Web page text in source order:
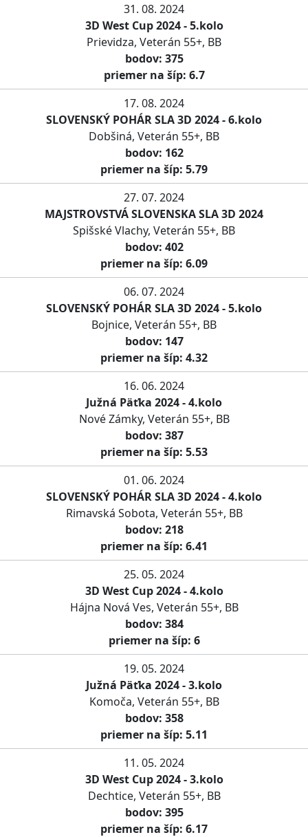
31. 08. 2024
3D West Cup 2024 - 5.kolo
Prievidza, Veterán 55+, BB
bodov: 375
priemer na šíp: 6.7
17. 08. 2024
SLOVENSKÝ POHÁR SLA 3D 2024 - 6.kolo
Dobšiná, Veterán 55+, BB
bodov: 162
priemer na šíp: 5.79
27. 07. 2024
MAJSTROVSTVÁ SLOVENSKA SLA 3D 2024
Spišské Vlachy, Veterán 55+, BB
bodov: 402
priemer na šíp: 6.09
06. 07. 2024
SLOVENSKÝ POHÁR SLA 3D 2024 - 5.kolo
Bojnice, Veterán 55+, BB
bodov: 147
priemer na šíp: 4.32
16. 06. 2024
Južná Päťka 2024 - 4.kolo
Nové Zámky, Veterán 55+, BB
bodov: 387
priemer na šíp: 5.53
01. 06. 2024
SLOVENSKÝ POHÁR SLA 3D 2024 - 4.kolo
Rimavská Sobota, Veterán 55+, BB
bodov: 218
priemer na šíp: 6.41
25. 05. 2024
3D West Cup 2024 - 4.kolo
Hájna Nová Ves, Veterán 55+, BB
bodov: 384
priemer na šíp: 6
19. 05. 2024
Južná Päťka 2024 - 3.kolo
Komoča, Veterán 55+, BB
bodov: 358
priemer na šíp: 5.11
11. 05. 2024
3D West Cup 2024 - 3.kolo
Dechtice, Veterán 55+, BB
bodov: 395
priemer na šíp: 6.17